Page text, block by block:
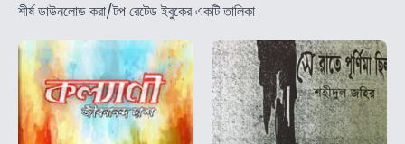
শীর্ষ ডাউনলোড করা/টপ রেটেড ইবুকের একটি তালিকা